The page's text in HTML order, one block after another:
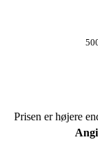
Prisen er højere